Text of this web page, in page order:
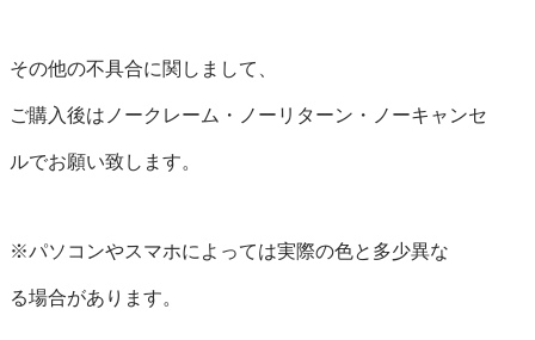
その他の不具合に関しまして、
ご購入後はノークレーム・ノーリターン・ノーキャンセ
ルでお願い致します。
※パソコンやスマホによっては実際の色と多少異な
る場合があります。